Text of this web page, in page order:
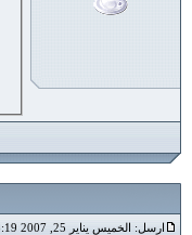
ارسل: الخميس يناير 25, 2007 3:19 pm